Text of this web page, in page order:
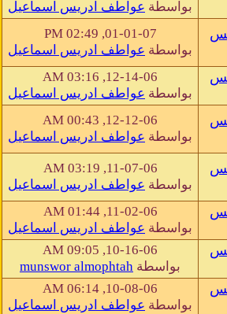
بواسطة عواطف ادريس اسماعيل
01-01-07, 02:49 PM
بواسطة عواطف ادريس اسماعيل
12-14-06, 03:16 AM
بواسطة عواطف ادريس اسماعيل
12-12-06, 00:43 AM
بواسطة عواطف ادريس اسماعيل
11-07-06, 03:19 AM
بواسطة عواطف ادريس اسماعيل
11-02-06, 01:44 AM
بواسطة عواطف ادريس اسماعيل
10-16-06, 09:05 AM
بواسطة munswor almophtah
10-08-06, 06:14 AM
بواسطة عواطف ادريس اسماعيل